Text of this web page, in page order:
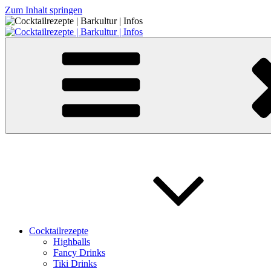
Zum Inhalt springen
Cocktailrezepte | Barkultur | Infos
Cocktailrezepte
Highballs
Fancy Drinks
Tiki Drinks